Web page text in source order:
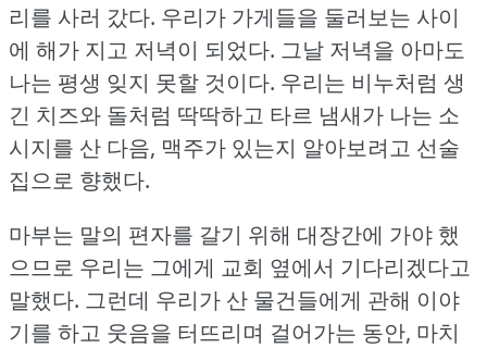
리를 사러 갔다. 우리가 가게들을 둘러보는 사이
에 해가 지고 저녁이 되었다. 그날 저녁을 아마도
나는 평생 잊지 못할 것이다. 우리는 비누처럼 생
긴 치즈와 돌처럼 딱딱하고 타르 냄새가 나는 소
시지를 산 다음, 맥주가 있는지 알아보려고 선술
집으로 향했다.
마부는 말의 편자를 갈기 위해 대장간에 가야 했
으므로 우리는 그에게 교회 옆에서 기다리겠다고
말했다. 그런데 우리가 산 물건들에게 관해 이야
기를 하고 웃음을 터뜨리며 걸어가는 동안, 마치